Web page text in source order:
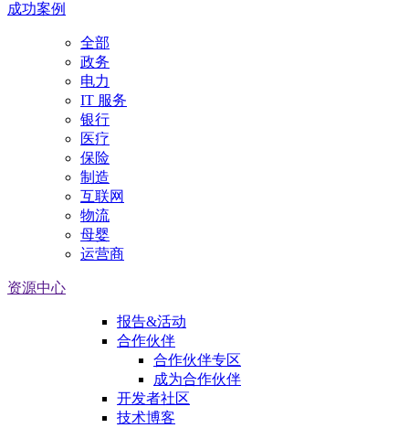
成功案例
全部
政务
电力
IT 服务
银行
医疗
保险
制造
互联网
物流
母婴
运营商
资源中心
报告&活动
合作伙伴
合作伙伴专区
成为合作伙伴
开发者社区
技术博客